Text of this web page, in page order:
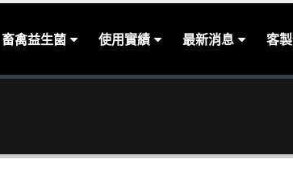
畜禽益生菌 使用實績 最新消息 客